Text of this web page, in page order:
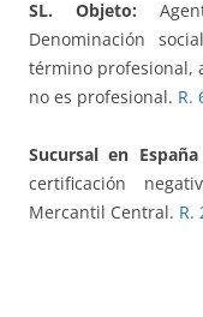
SL. Objeto:
Denominación
término profesional,
no es profesional. R.
Sucursal en España
certificación
Mercantil Central. R.